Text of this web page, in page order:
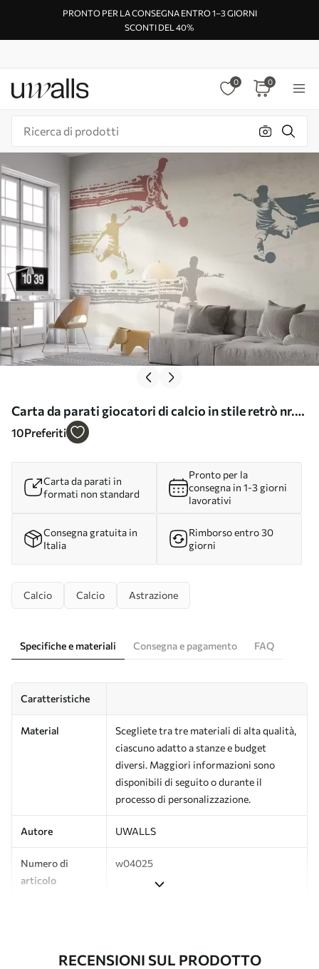
PRONTO PER LA CONSEGNA ENTRO 1–3 GIORNI
SCONTI DEL 40%
0 0
Carta da parati giocatori di calcio in stile retrò nr.
w04025
10Preferiti
Carta da parati in
formati non standard
Pronto per la
consegna in 1-3 giorni
lavorativi
Consegna gratuita in
Italia
Rimborso entro 30
giorni
Calcio Calcio Astrazione
Specifiche e materiali Consegna e pagamento FAQ
Caratteristiche
Material
Scegliete tra tre materiali di alta qualità,
ciascuno adatto a stanze e budget
diversi. Maggiori informazioni sono
disponibili di seguito o durante il
processo di personalizzazione.
Autore UWALLS
Numero di
articolo
w04025
RECENSIONI SUL PRODOTTO